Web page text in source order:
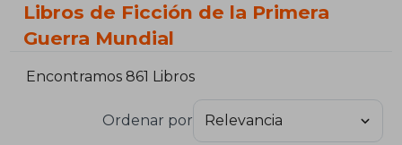
Libros de Ficción de la Primera
Guerra Mundial
Encontramos 861 Libros
Ordenar por